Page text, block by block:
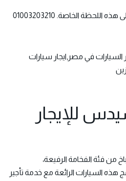
ويضيف لمسة من الفخامة إلى هذه اللحظة الخاصة. 01003203210
السيارات في مصر,ايجار سيارات
للإيجار
من فئة الفخامة الرفيعة،
يتم دمج هذه السيارات الرائعة مع خدمة تأجير